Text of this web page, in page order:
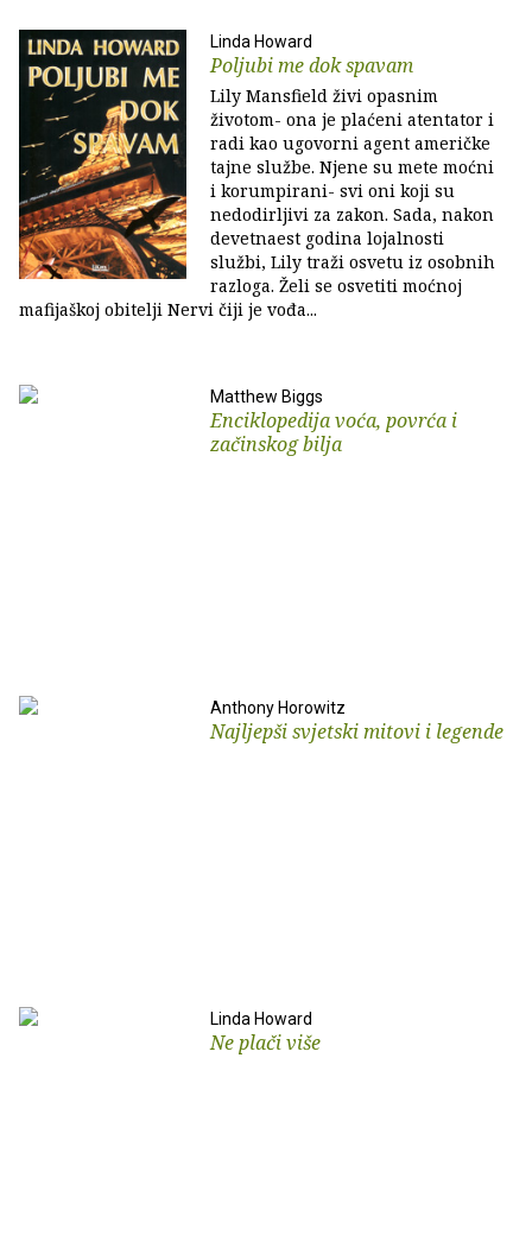
Linda Howard
Poljubi me dok spavam
Lily Mansfield živi opasnim
životom- ona je plaćeni atentator i
radi kao ugovorni agent američke
tajne službe. Njene su mete moćni
i korumpirani- svi oni koji su
nedodirljivi za zakon. Sada, nakon
devetnaest godina lojalnosti
službi, Lily traži osvetu iz osobnih
razloga. Želi se osvetiti moćnoj
mafijaškoj obitelji Nervi čiji je vođa...
Matthew Biggs
Enciklopedija voća, povrća i
začinskog bilja
Anthony Horowitz
Najljepši svjetski mitovi i legende
Linda Howard
Ne plači više